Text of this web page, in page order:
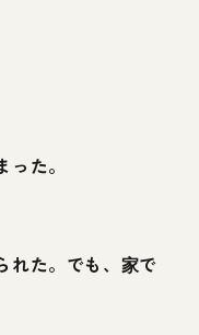
た。
れた。でも、家で